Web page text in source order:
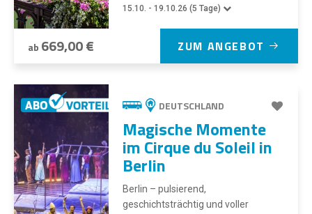
15.10. - 19.10.26 (5 Tage)
ab 669,00 € ZUM ANGEBOT
DEUTSCHLAND
Magische Momente
im Cirque du Soleil in
Berlin
Berlin – pulsierend,
geschichtsträchtig und voller